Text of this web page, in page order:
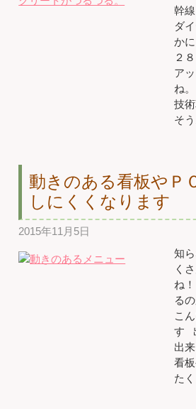
幹
ダ
か
２
ア
ね
技
そ
動きのある看板やＰ
しにくくなります
2015年11月5日
知
く
ね
る
こ
す
出
看
た